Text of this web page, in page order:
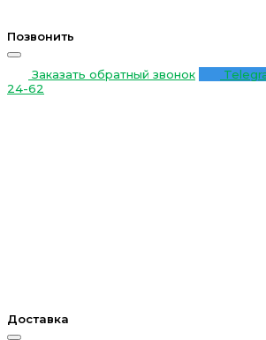
Позвонить
Заказать обратный звонок
24-62
Доставка